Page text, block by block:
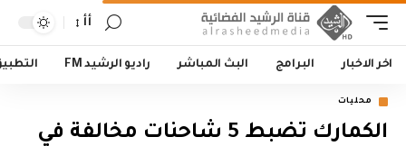
أأ
اخر الاخبار البرامج البث المباشر راديو الرشيد FM
محليات
الكمارك تضبط 5 شاحنات مخالفة في